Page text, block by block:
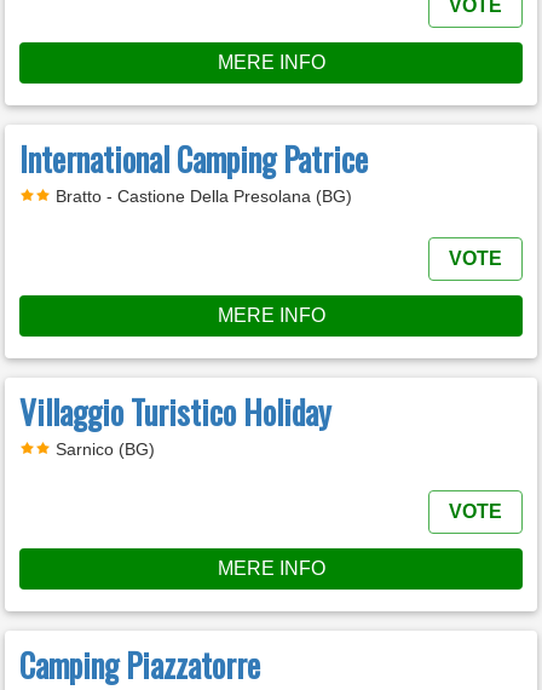
VOTE
MERE INFO
International Camping Patrice
Bratto - Castione Della Presolana (BG)
VOTE
MERE INFO
Villaggio Turistico Holiday
Sarnico (BG)
VOTE
MERE INFO
Camping Piazzatorre